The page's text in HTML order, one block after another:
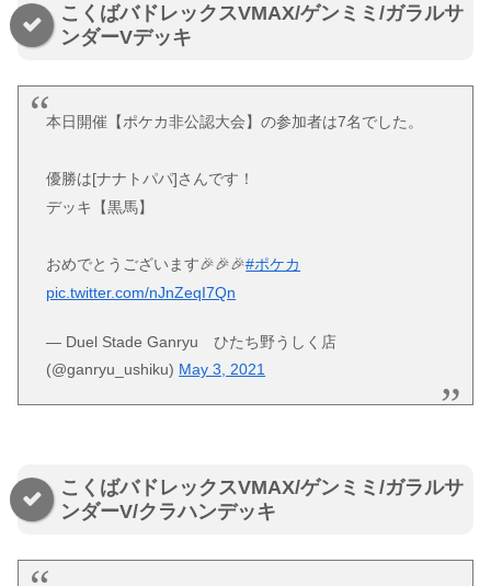
こくばバドレックスVMAX/ゲンミミ/ガラルサ
ンダーVデッキ
本日開催【ポケカ非公認大会】の参加者は7名でした。
優勝は[ナナトパパ]さんです！
デッキ【黒馬】
おめでとうございます🎉🎉🎉#ポケカ
pic.twitter.com/nJnZeqI7Qn
— Duel Stade Ganryu ひたち野うしく店
(@ganryu_ushiku) May 3, 2021
こくばバドレックスVMAX/ゲンミミ/ガラルサ
ンダーV/クラハンデッキ